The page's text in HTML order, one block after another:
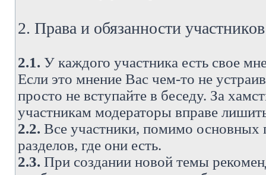
2. Права и обязанности
2.1. У каждого участника есть свое
Если это мнение Вас чем-то не
просто не вступайте в беседу. За
участникам модераторы вправе
2.2. Все участники, помимо основных
разделов, где они есть.
2.3. При создании новой темы